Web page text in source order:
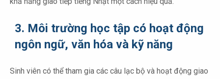
3. Môi trường học tập có hoạt động
ngôn ngữ, văn hóa và kỹ năng
Sinh viên có thể tham gia các câu lạc bộ và hoạt động giao